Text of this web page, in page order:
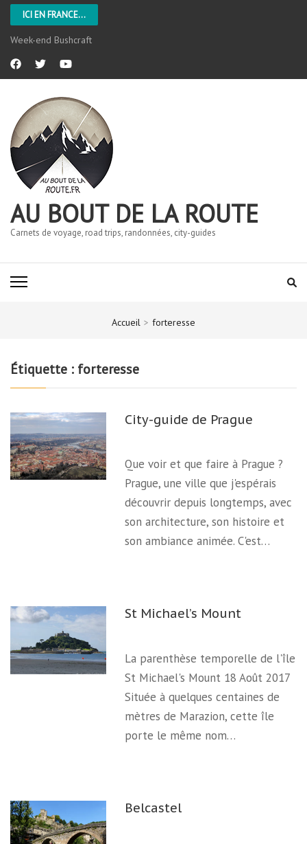
ICI EN FRANCE...
Week-end Bushcraft
AU BOUT DE LA ROUTE
Carnets de voyage, road trips, randonnées, city-guides
Accueil > forteresse
Étiquette : forteresse
City-guide de Prague
Que voir et que faire à Prague ?
Prague, une ville que j'espérais
découvrir depuis longtemps, avec
son architecture, son histoire et
son ambiance animée. C'est…
St Michael’s Mount
La parenthèse temporelle de l'île
St Michael's Mount 18 Août 2017
Située à quelques centaines de
mètres de Marazion, cette île
porte le même nom…
Belcastel